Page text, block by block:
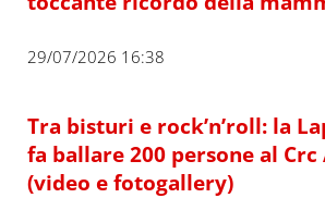
29/07/2026 16:38
Tra bisturi e rock’n’roll: la
fa ballare 200 persone al
(video e fotogallery)